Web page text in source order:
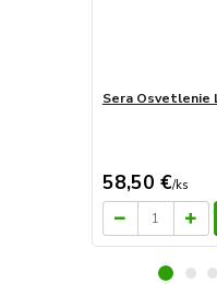
Sera Osvetlenie
58,50 €/ks